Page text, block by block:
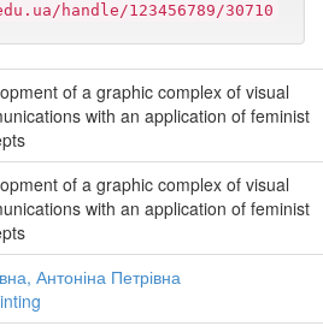
handle/123456789/30710
of a graphic complex of visual
with an application of feminist
of a graphic complex of visual
with an application of feminist
Антоніна Петрівна